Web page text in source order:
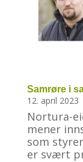
Samrøre i
12. april 2023
Nortura-
mener
som
er svært